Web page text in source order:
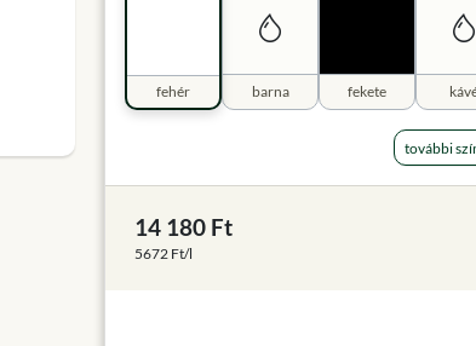
barna
fehér fekete
további
14 180 Ft
5672 Ft/l